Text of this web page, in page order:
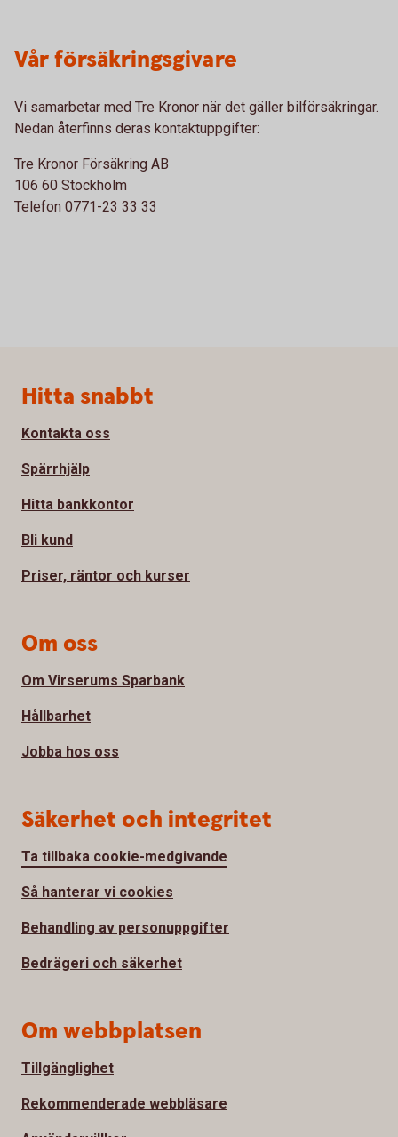
Vår försäkringsgivare
Vi samarbetar med Tre Kronor när det gäller bilförsäkringar.
Nedan återfinns deras kontaktuppgifter:
Tre Kronor Försäkring AB
106 60 Stockholm
Telefon 0771-23 33 33
Sidfot
Hitta snabbt
Kontakta oss
Spärrhjälp
Hitta bankkontor
Bli kund
Priser, räntor och kurser
Om oss
Om Virserums Sparbank
Hållbarhet
Jobba hos oss
Säkerhet och integritet
Ta tillbaka cookie-medgivande
Så hanterar vi cookies
Behandling av personuppgifter
Bedrägeri och säkerhet
Om webbplatsen
Tillgänglighet
Rekommenderade webbläsare